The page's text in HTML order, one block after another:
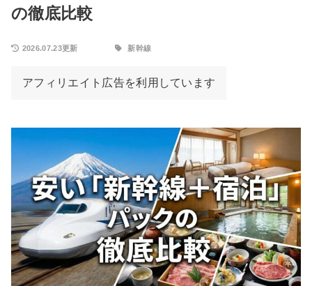
の徹底比較
2026.07.23更新 新幹線
アフィリエイト広告を利用しています